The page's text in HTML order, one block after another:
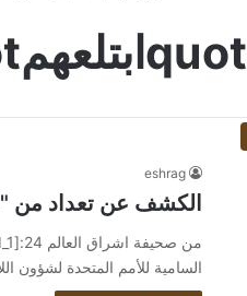
quotابتلعهمquot
eshrag
الكشف عن تعداد من
السامية للأمم المتحدة لشؤون